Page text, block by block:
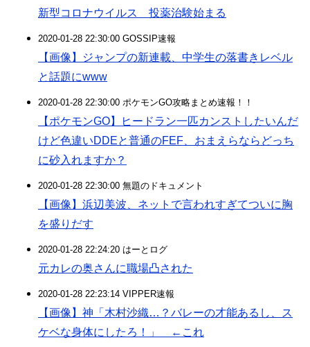
新型コロナウイルス 投薬治験始まる
2020-01-28 22:30:00 GOSSIP速報
【画像】ジャンプの新連載、中学生の落書きレベル
と話題にwww
2020-01-28 22:30:00 ポケモンGO攻略まとめ速報！！
【ポケモンGO】ヒードラン一匹カンストしたいんだ
けど色違いDDEと普通のFEF、おまえらならどっち
に砂入れますか？
2020-01-28 22:30:00 無題のドキュメント
【画像】浜辺美波、ネットで言われすぎてついに胸
を盛りだす
2020-01-28 22:24:20 はーとログ
元カレの奥さんに職場凸された
2020-01-28 22:23:14 VIPPER速報
【画像】神「木村沙織…？バレーの才能あるし、ス
ケベな身体にしたろ！」 ←これ